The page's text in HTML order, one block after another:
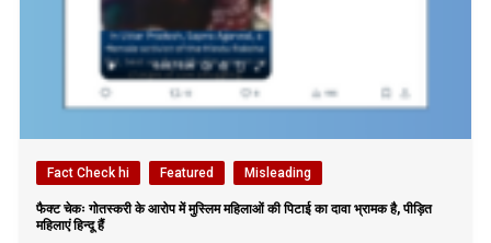
Fact Check hi Featured Misleading
फैक्ट चेकः गोतस्करी के आरोप में मुस्लिम महिलाओं की पिटाई का दावा भ्रामक है, पीड़ित
महिलाएं हिन्दू हैं